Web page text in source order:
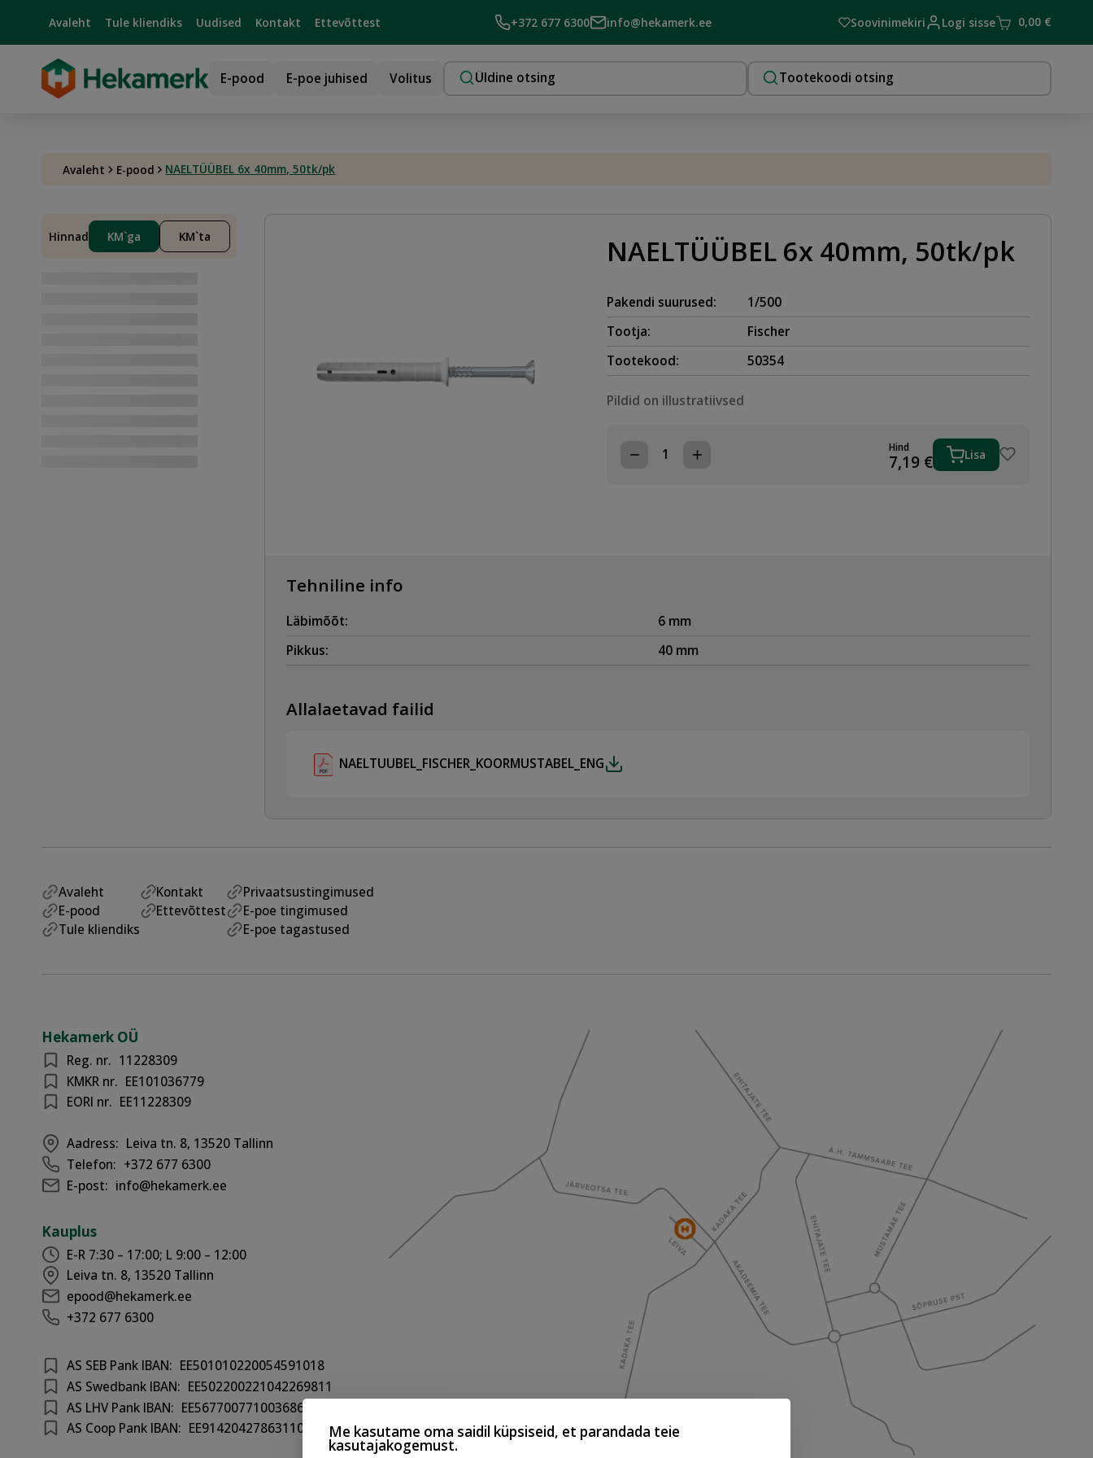
Me kasutame oma saidil küpsiseid, et parandada teie
kasutajakogemust.
Avaleht Tule kliendiks Uudised Kontakt Ettevõttest +372 677 6300 info@hekamerk.ee Soovinimekiri Logi sisse 0,00 €
E-pood E-poe juhised Volitus
Avaleht E-pood NAELTÜÜBEL 6x 40mm, 50tk/pk
Hinnad KM`ga KM`ta NAELTÜÜBEL 6x 40mm, 50tk/pk
Pakendi suurused:
1/500
Tootja:
Fischer
Tootekood:
50354
Pildid on illustratiivsed
NAELTÜÜBEL
Hind
7,19 € Lisa
Tehniline info
Läbimõõt:
6 mm
Pikkus:
40 mm
Allalaetavad failid
NAELTUUBEL_FISCHER_KOORMUSTABEL_ENG
Avaleht
E-pood
Tule kliendiks
Kontakt
Ettevõttest
Privaatsustingimused
E-poe tingimused
E-poe tagastused
Hekamerk OÜ
Reg. nr. 11228309
KMKR nr. EE101036779
EORI nr. EE11228309
Aadress: Leiva tn. 8, 13520 Tallinn
Telefon: +372 677 6300
E-post: info@hekamerk.ee
Kauplus
E-R 7:30 – 17:00; L 9:00 – 12:00
Leiva tn. 8, 13520 Tallinn
epood@hekamerk.ee
+372 677 6300
AS SEB Pank IBAN: EE501010220054591018
AS Swedbank IBAN: EE502200221042269811
AS LHV Pank IBAN: EE567700771003686417
AS Coop Pank IBAN: EE914204278631100301